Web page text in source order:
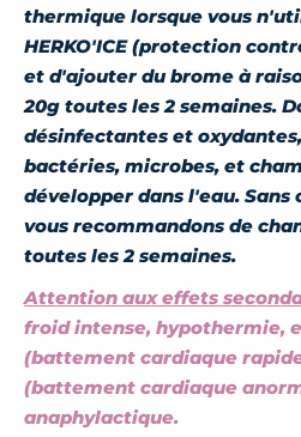
thermique lorsque vous
HERKO'ICE (protection
et d'ajouter du brome à
20g toutes les 2 semaines.
désinfectantes et
bactéries, microbes, et
développer dans l'eau.
vous recommandons de
toutes les 2 semaines.
Attention aux effets
froid intense, hypothermie,
(battement cardiaque
(battement cardiaque
anaphylactique.